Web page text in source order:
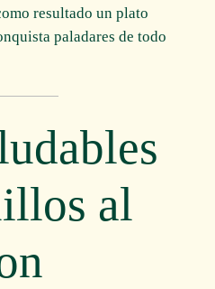
resultado un plato
paladares de todo
al